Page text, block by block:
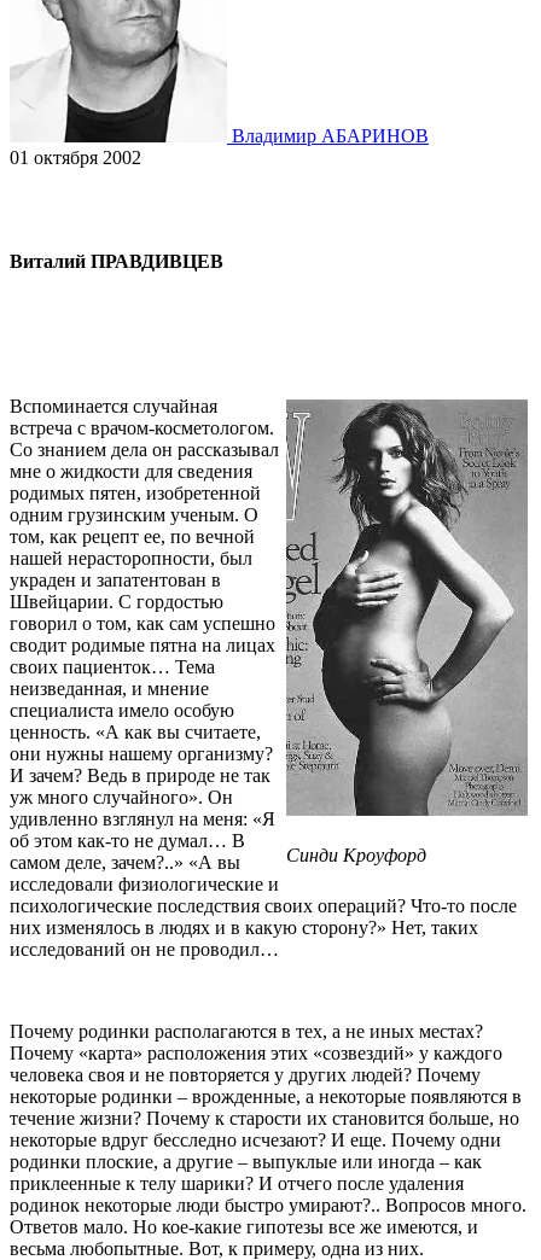
Владимир АБАРИНОВ
01 октября 2002
Виталий ПРАВДИВЦЕВ
Синди Кроуфорд
Вспоминается случайная
встреча с врачом-косметологом.
Со знанием дела он рассказывал
мне о жидкости для сведения
родимых пятен, изобретенной
одним грузинским ученым. О
том, как рецепт ее, по вечной
нашей нерасторопности, был
украден и запатентован в
Швейцарии. С гордостью
говорил о том, как сам успешно
сводит родимые пятна на лицах
своих пациенток… Тема
неизведанная, и мнение
специалиста имело особую
ценность. «А как вы считаете,
они нужны нашему организму?
И зачем? Ведь в природе не так
уж много случайного». Он
удивленно взглянул на меня: «Я
об этом как-то не думал… В
самом деле, зачем?..» «А вы
исследовали физиологические и
психологические последствия своих операций? Что-то после
них изменялось в людях и в какую сторону?» Нет, таких
исследований он не проводил…
Почему родинки располагаются в тех, а не иных местах?
Почему «карта» расположения этих «созвездий» у каждого
человека своя и не повторяется у других людей? Почему
некоторые родинки – врожденные, а некоторые появляются в
течение жизни? Почему к старости их становится больше, но
некоторые вдруг бесследно исчезают? И еще. Почему одни
родинки плоские, а другие – выпуклые или иногда – как
приклеенные к телу шарики? И отчего после удаления
родинок некоторые люди быстро умирают?.. Вопросов много.
Ответов мало. Но кое-какие гипотезы все же имеются, и
весьма любопытные. Вот, к примеру, одна из них.